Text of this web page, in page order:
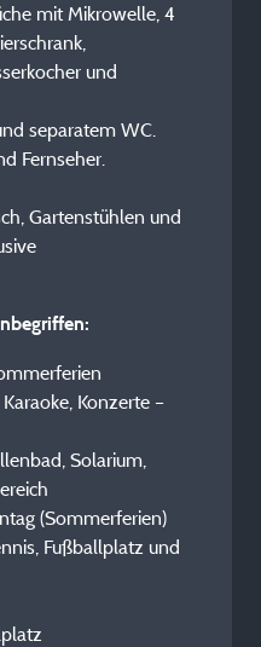
mit Mikrowelle, 4
und
separatem WC.
Fernseher.
Gartenstühlen und
Konzerte –
Solarium,
(Sommerferien)
Fußballplatz und